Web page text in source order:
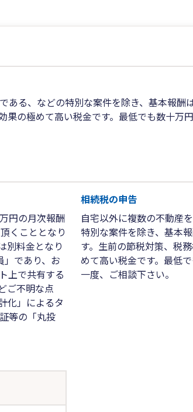
る、などの特別な案件を除き、基本報
の極めて高い税金です。最低でも数十万
円の月次報酬
くこととなり
別料金となり
」であり、お
上で共有する
ご不明な点
化」によるタ
等の「丸投
相続税の申告
自宅以外に複数の不動産
特別な案件を除き、基本
す。生前の節税対策、税
めて高い税金です。最低
一度、ご相談下さい。